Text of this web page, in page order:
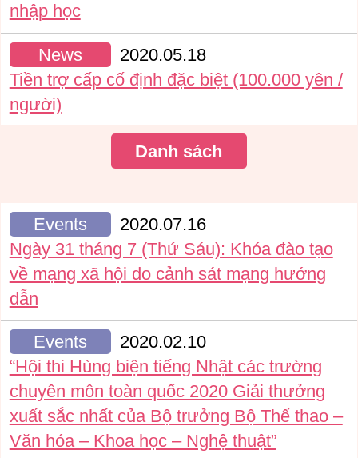
nhập học
News
2020.05.18
Tiền trợ cấp cố định đặc biệt (100.000 yên /
người)
Danh sách
Events
2020.07.16
Ngày 31 tháng 7 (Thứ Sáu): Khóa đào tạo
về mạng xã hội do cảnh sát mạng hướng
dẫn
Events
2020.02.10
“Hội thi Hùng biện tiếng Nhật các trường
chuyên môn toàn quốc 2020 Giải thưởng
xuất sắc nhất của Bộ trưởng Bộ Thể thao –
Văn hóa – Khoa học – Nghệ thuật”